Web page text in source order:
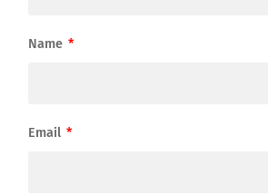
Name *
Email *